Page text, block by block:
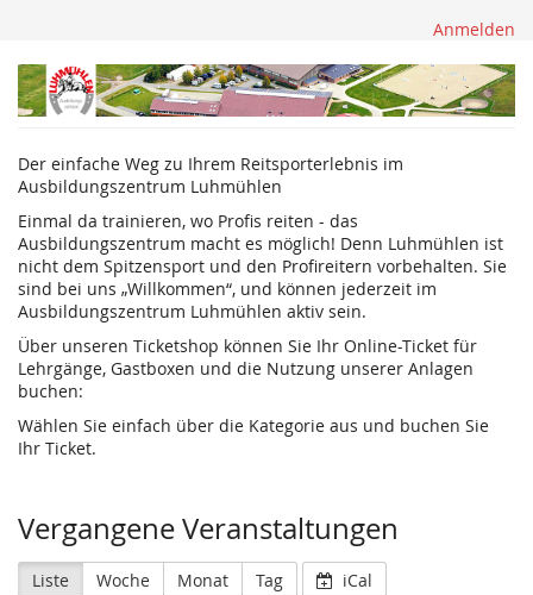
Anmelden
Ausbildungszentrum
Luhmühlen
Der einfache Weg zu Ihrem Reitsporterlebnis im
Ausbildungszentrum Luhmühlen
Einmal da trainieren, wo Profis reiten - das
Ausbildungszentrum macht es möglich! Denn Luhmühlen ist
nicht dem Spitzensport und den Profireitern vorbehalten. Sie
sind bei uns „Willkommen“, und können jederzeit im
Ausbildungszentrum Luhmühlen aktiv sein.
Über unseren Ticketshop können Sie Ihr Online-Ticket für
Lehrgänge, Gastboxen und die Nutzung unserer Anlagen
buchen:
Wählen Sie einfach über die Kategorie aus und buchen Sie
Ihr Ticket.
Vergangene Veranstaltungen
Liste Woche Monat Tag iCal